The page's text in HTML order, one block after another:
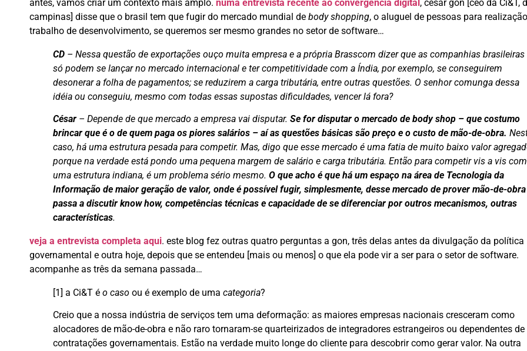
antes, vamos criar um contexto mais amplo. numa entrevista recente ao convergência digital, césar gon [ceo da Ci&T,
campinas] disse que o brasil tem que fugir do mercado mundial de body shopping, o aluguel de pessoas para
trabalho de desenvolvimento, se queremos ser mesmo grandes no setor de software…
CD – Nessa questão de exportações ouço muita empresa e a própria Brasscom dizer que as companhias brasileiras
só podem se lançar no mercado internacional e ter competitividade com a Índia, por exemplo, se conseguirem
desonerar a folha de pagamentos; se reduzirem a carga tributária, entre outras questões. O senhor comunga dessa
idéia ou conseguiu, mesmo com todas essas supostas dificuldades, vencer lá fora?
César – Depende de que mercado a empresa vai disputar. Se for disputar o mercado de body shop – que costumo
brincar que é o de quem paga os piores salários – aí as questões básicas são preço e o custo de mão-de-obra.
caso, há uma estrutura pesada para competir. Mas, digo que esse mercado é uma fatia de muito baixo valor
porque na verdade está pondo uma pequena margem de salário e carga tributária. Então para competir vis a vis com
uma estrutura indiana, é um problema sério mesmo. O que acho é que há um espaço na área de Tecnologia da
Informação de maior geração de valor, onde é possível fugir, simplesmente, desse mercado de prover mão-de-
passa a discutir know how, competências técnicas e capacidade de se diferenciar por outros mecanismos, outras
características.
veja a entrevista completa aqui. este blog fez outras quatro perguntas a gon, três delas antes da divulgação da política
governamental e outra hoje, depois que se entendeu [mais ou menos] o que ela pode vir a ser para o setor de software.
acompanhe as três da semana passada…
[1] a Ci&T é o caso ou é exemplo de uma categoria?
Creio que a nossa indústria de serviços tem uma deformação: as maiores empresas nacionais cresceram como
alocadores de mão-de-obra e não raro tornaram-se quarteirizados de integradores estrangeiros ou dependentes de
contratações governamentais. Estão na verdade muito longe do cliente para descobrir como gerar valor. Na outra